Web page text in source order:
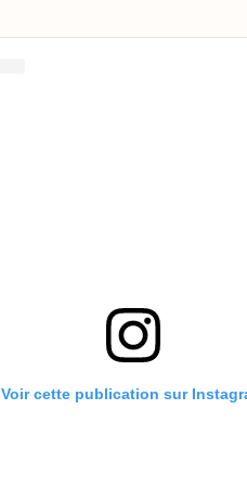
Voir cette publication sur